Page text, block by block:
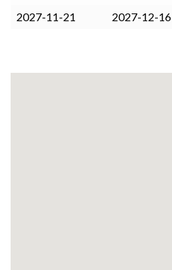
2027-11-21
2027-12-16